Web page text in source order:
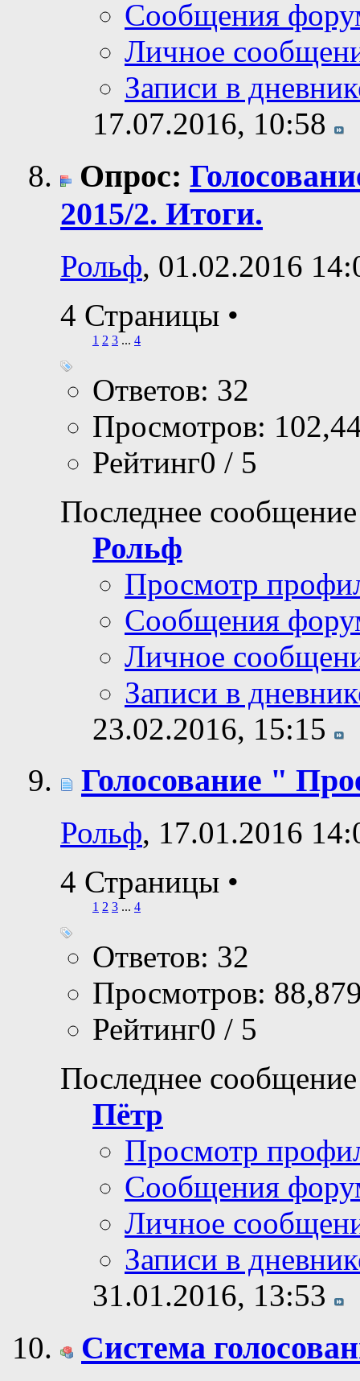
Сообщения
Личное
Записи в
17.07.2016, 10:58
Опрос:
2015/2. Итоги.
Рольф, 01.02.2016
4 Страницы •
1 2 3 ... 4
Ответов: 32
Просмотров:
Рейтинг0 / 5
Последнее
Рольф
Просмотр
Сообщения
Личное
Записи в
23.02.2016, 15:15
Голосование "
Рольф, 17.01.2016
4 Страницы •
1 2 3 ... 4
Ответов: 32
Просмотров:
Рейтинг0 / 5
Последнее
Пётр
Просмотр
Сообщения
Личное
Записи в
31.01.2016, 13:53
Система